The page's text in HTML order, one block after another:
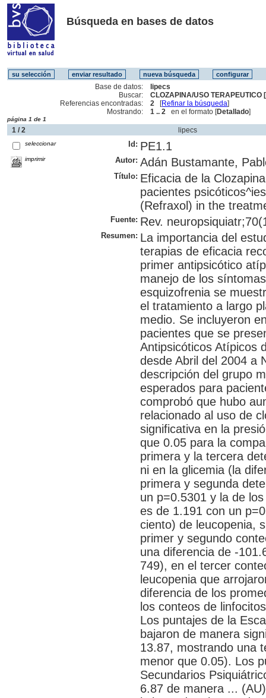
Búsqueda en bases de datos
Base de datos:
lipecs
Buscar:
CLOZAPINA/USO TERAPEUTICO
Referencias encontradas:
2 [Refinar la búsqueda]
Mostrando:
1 .. 2 en el formato [Detallado]
página 1 de 1
1 / 2 lipecs
seleccionar
imprimir
Id: PE1.1
Autor: Adán Bustamante,
Título: Eficacia de la
pacientes
(Refraxol) in the
Fuente: Rev.
Resumen: La importancia del
terapias de eficacia
primer antipsicótico
manejo de los
esquizofrenia se
el tratamiento a largo
medio. Se incluyeron
pacientes que se
Antipsicóticos Atípicos
desde Abril del 2004 a
descripción del grupo
esperados para
comprobó que hubo
relacionado al uso de
significativa en la
que 0.05 para la
primera y la tercera
ni en la glicemia (la
primera y segunda
un p=0.5301 y la de
es de 1.191 con un
ciento) de leucopenia,
primer y segundo
una diferencia de -
749), en el tercer
leucopenia que
diferencia de los
los conteos de
Los puntajes de la
bajaron de manera
13.87, mostrando una
menor que 0.05). Los
Secundarios
6.87 de manera ...